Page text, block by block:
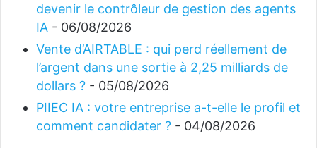
devenir le contrôleur de gestion des agents
IA - 06/08/2026
Vente d’AIRTABLE : qui perd réellement de
l’argent dans une sortie à 2,25 milliards de
dollars ? - 05/08/2026
PIIEC IA : votre entreprise a-t-elle le profil et
comment candidater ? - 04/08/2026